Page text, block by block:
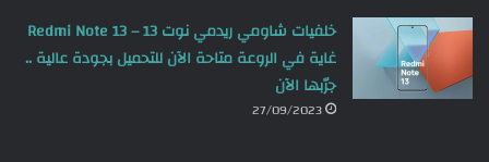
خلفيات شاومي ريدمي نوت 13 – Redmi Note 13
غاية في الروعة متاحة الآن للتحميل بجودة عالية ..
جرّبها الآن
27/09/2023